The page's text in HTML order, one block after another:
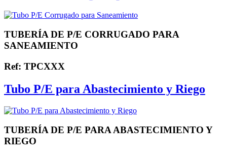
TUBERÍA DE P/E CORRUGADO PARA
SANEAMIENTO
Ref: TPCXXX
Tubo P/E para Abastecimiento y Riego
TUBERÍA DE P/E PARA ABASTECIMIENTO Y
RIEGO